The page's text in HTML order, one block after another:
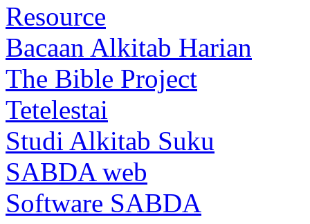
Resource
Bacaan Alkitab Harian
The Bible Project
Tetelestai
Studi Alkitab Suku
SABDA web
Software SABDA